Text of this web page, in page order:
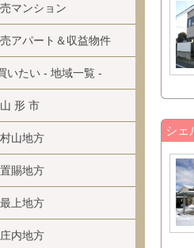
売マンション
売アパート＆収益物件
いたい - 地域一覧 -
山 形 市
村山地方
置賜地方
最上地方
庄内地方
シェ